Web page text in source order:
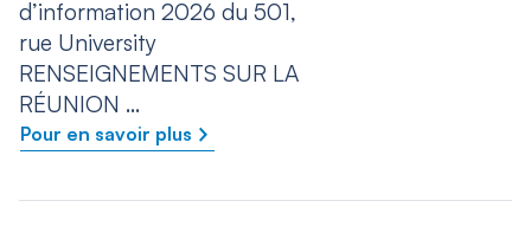
d’information 2026 du 501,
rue University
RENSEIGNEMENTS SUR LA
RÉUNION …
Pour en savoir plus